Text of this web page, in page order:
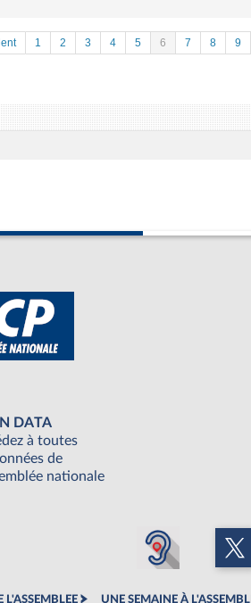
1 2 3 4 5 6 7 8 9
DATA
à toutes
de
nationale
L'ASSEMBLEE UNE SEMAINE À